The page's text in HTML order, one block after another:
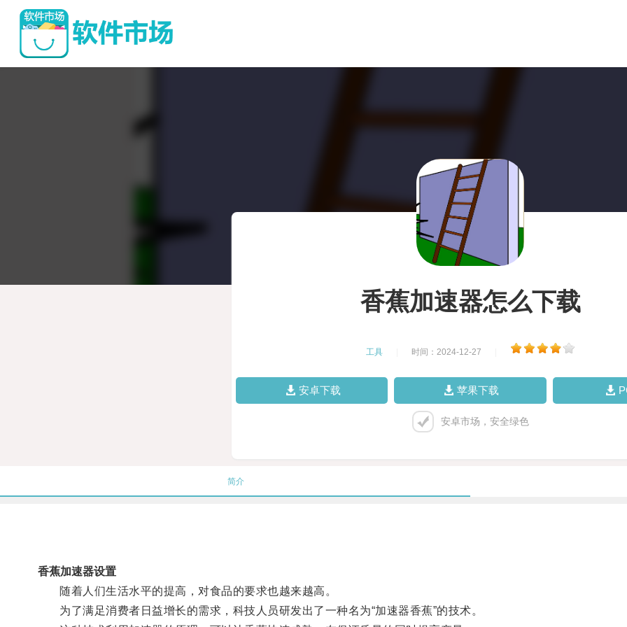
香蕉加速器怎么下载
工具 时间：2024-12-27
安卓下载 苹果下载
安卓市场，安全绿色
简介
香蕉加速器设置
随着人们生活水平的提高，对食品的要求也越来越高。
为了满足消费者日益增长的需求，科技人员研发出了一种名为“加速器香蕉”的技术。